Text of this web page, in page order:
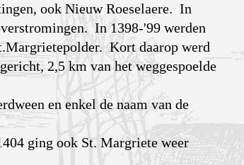
ook Nieuw Roeselaere. In
In 1398-'99 werden
Kort daarop werd
2,5 km van het weggespoelde
en enkel de naam van de
ging ook St. Margriete weer